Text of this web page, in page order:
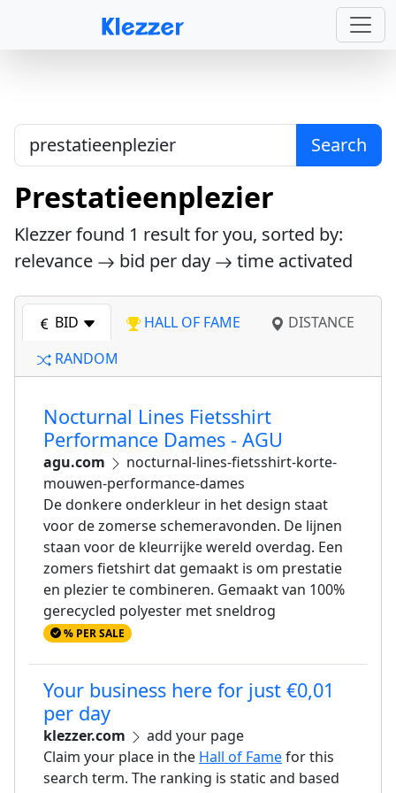
Search
Prestatieenplezier
Klezzer found 1 result for you, sorted by:
relevance
bid per day time activated
BID HALL OF FAME
DISTANCE
RANDOM
Nocturnal Lines Fietsshirt
Performance Dames - AGU
agu.com
nocturnal-lines-fietsshirt-korte-
mouwen-performance-dames
De donkere onderkleur in het design staat
voor de zomerse schemeravonden. De lijnen
staan voor de kleurrijke wereld overdag. Een
zomers fietshirt dat gemaakt is om prestatie
en plezier te combineren. Gemaakt van 100%
gerecycled polyester met sneldrog
% PER SALE
Your business here for just €0,01
per day
klezzer.com
add your page
Claim your place in the Hall of Famefor this
search term. The ranking is static and based